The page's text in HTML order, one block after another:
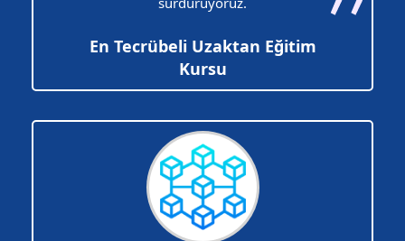
En Tecrübeli Uzaktan Eğitim
Kursu